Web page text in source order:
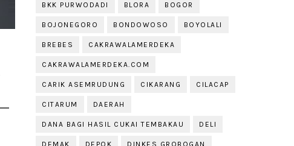
BKK PURWODADI BLORA BOGOR
BOJONEGORO BONDOWOSO BOYOLALI
BREBES CAKRAWALAMERDEKA
CAKRAWALAMERDEKA.COM
CARIK ASEMRUDUNG CIKARANG CILACAP
CITARUM DAERAH
DANA BAGI HASIL CUKAI TEMBAKAU DELI